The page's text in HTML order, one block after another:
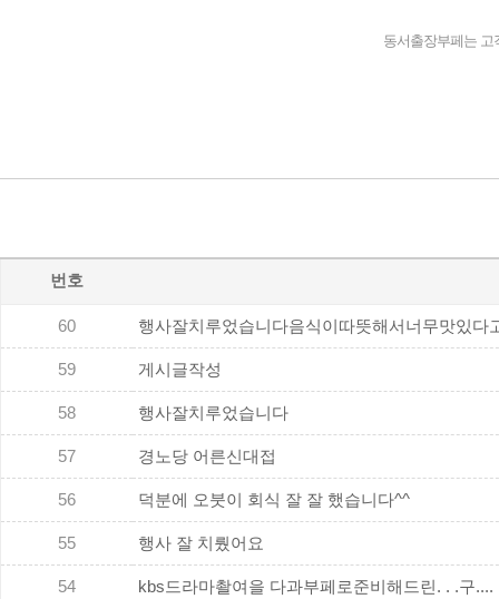
동서출장부페는 고
번호
60 행사잘치루었습니다음식이따뜻해서너무맛있다
59 게시글작성
58 행사잘치루었습니다
57 경노당 어른신대접
56 덕분에 오붓이 회식 잘 잘 했습니다^^
55 행사 잘 치뤘어요
54 kbs드라마촬여을 다과부페로준비해드린. . .구....